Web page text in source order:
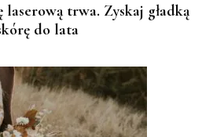
laserową trwa. Zyskaj gładką
do lata